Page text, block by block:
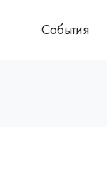
События